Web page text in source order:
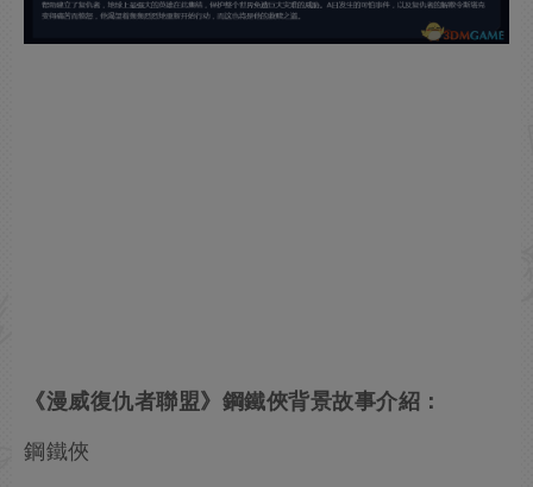
《漫威復仇者聯盟》鋼鐵俠背景故事介紹：
鋼鐵俠